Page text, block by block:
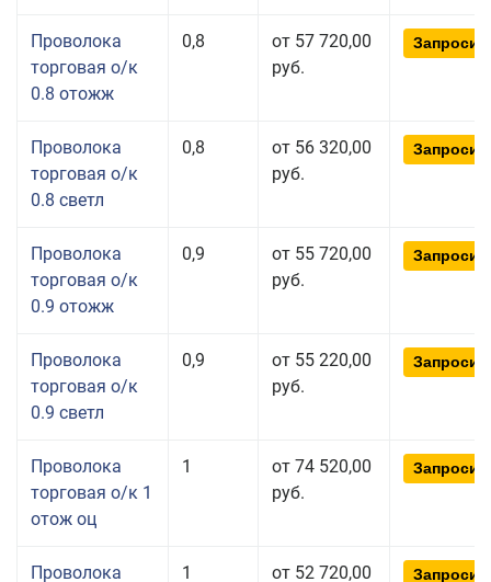
Проволока
торговая о/к
0.8 отожж
0,8
от 57 720,00
руб.
Проволока
торговая о/к
0.8 светл
0,8
от 56 320,00
руб.
Проволока
торговая о/к
0.9 отожж
0,9
от 55 720,00
руб.
Проволока
торговая о/к
0.9 светл
0,9
от 55 220,00
руб.
Проволока
торговая о/к 1
отож оц
1
от 74 520,00
руб.
Проволока 1 от 52 720,00